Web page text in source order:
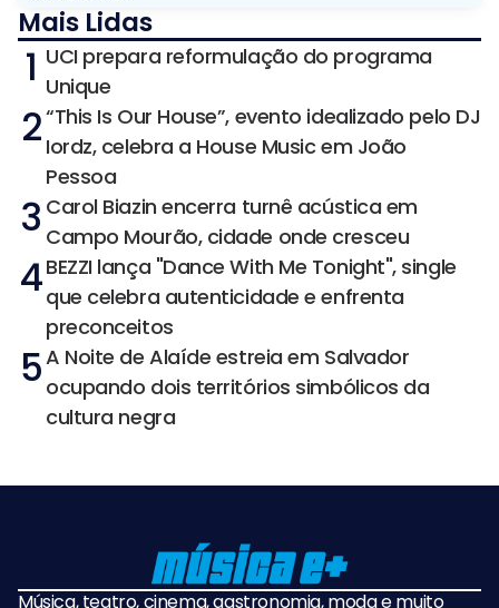
Mais Lidas
1 UCI prepara reformulação do programa
Unique
2“This Is Our House”, evento idealizado pelo DJ
Iordz, celebra a House Music em João
Pessoa
3 Carol Biazin encerra turnê acústica em
Campo Mourão, cidade onde cresceu
4BEZZI lança "Dance With Me Tonight", single
que celebra autenticidade e enfrenta
preconceitos
5A Noite de Alaíde estreia em Salvador
ocupando dois territórios simbólicos da
cultura negra
Música, teatro, cinema, gastronomia, moda e muito